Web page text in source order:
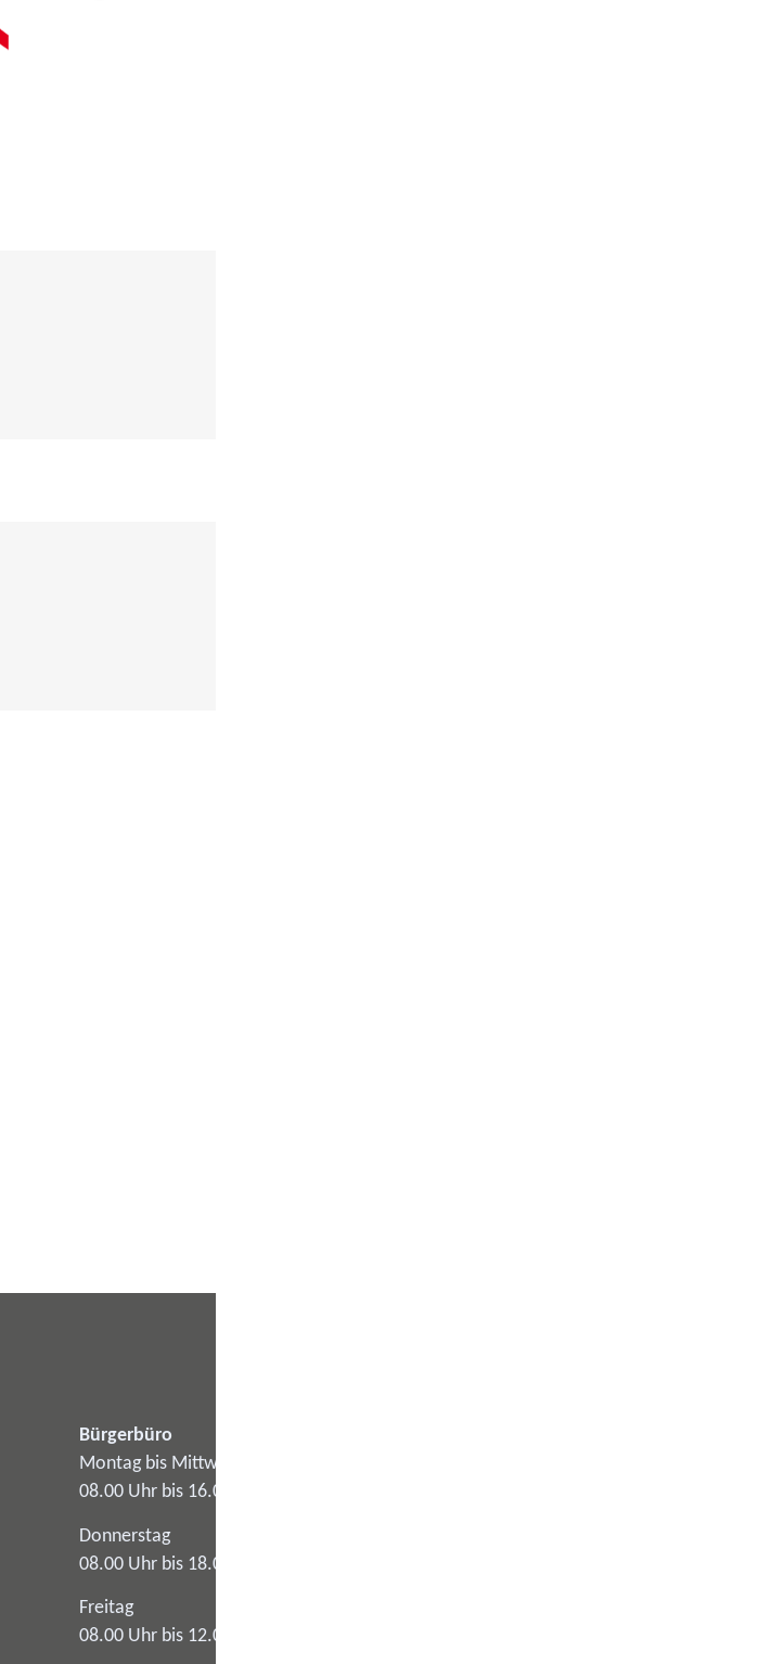
Bürgerbüro
Montag bis Mittwoch
08.00 Uhr bis 16.00 Uhr
Donnerstag
08.00 Uhr bis 18.00 Uhr
Freitag
08.00 Uhr bis 12.00 Uhr